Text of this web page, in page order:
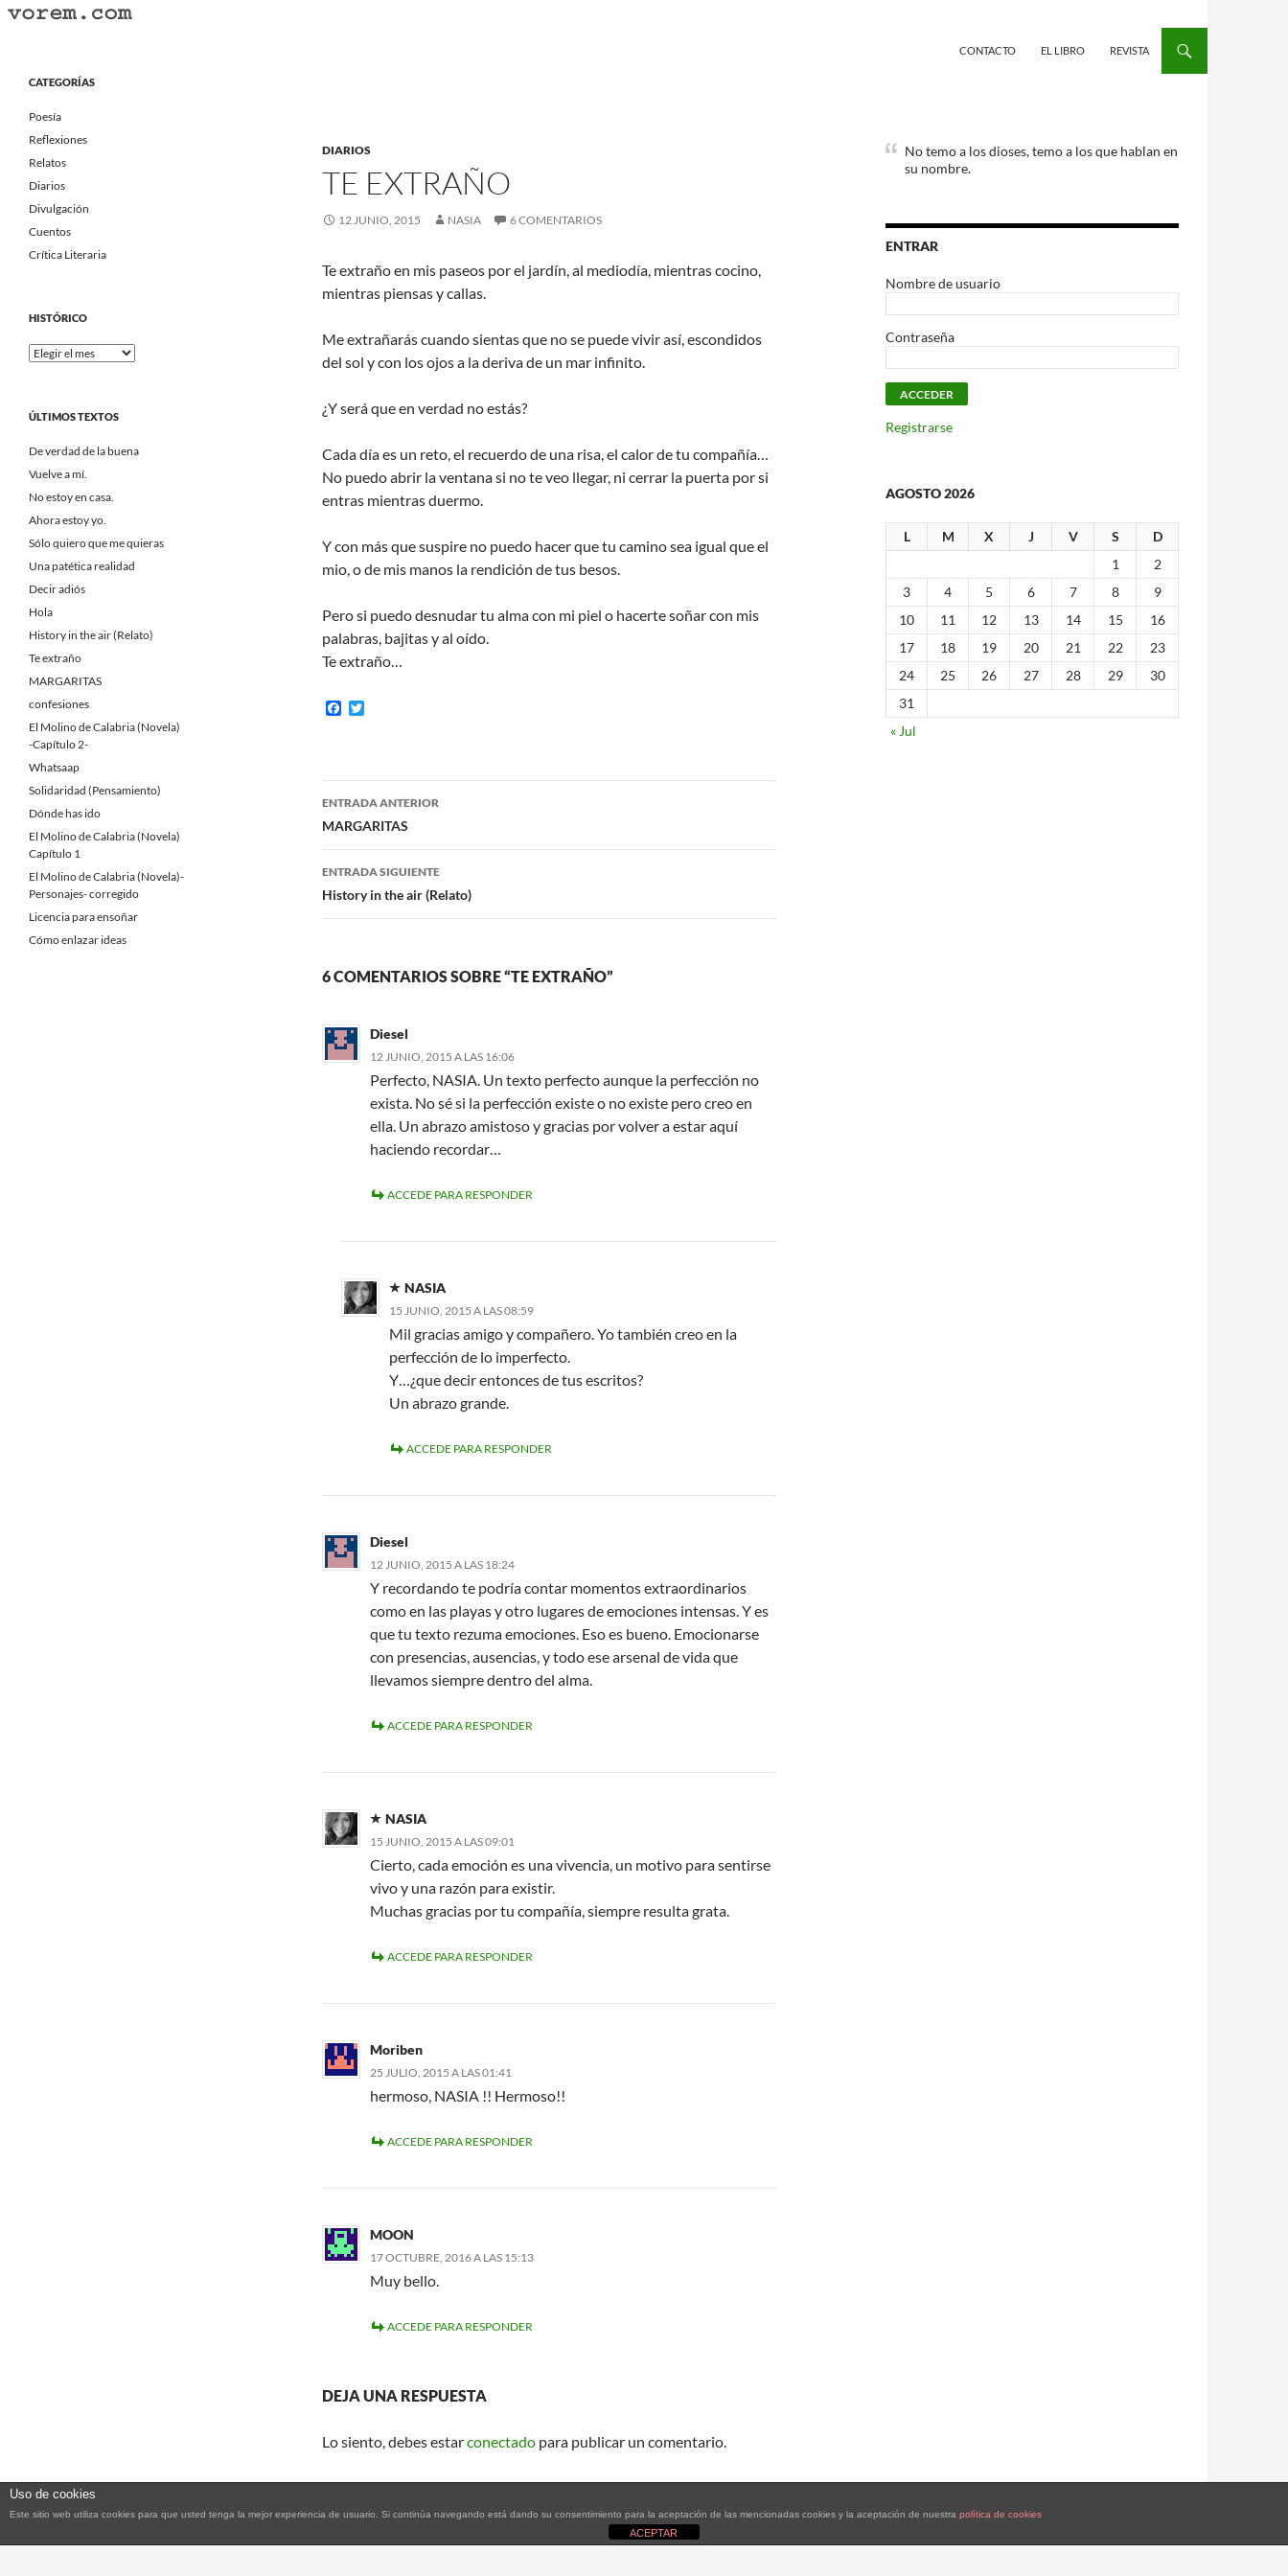
Saltar
CONTACTO EL LIBRO REVISTA
DIARIOS
TE EXTRAÑO
12 JUNIO, 2015 NASIA 6 COMENTARIOS
Te extraño en mis paseos por el jardín, al mediodía, mientras cocino,
mientras piensas y callas.
Me extrañarás cuando sientas que no se puede vivir así, escondidos
del sol y con los ojos a la deriva de un mar infinito.
¿Y será que en verdad no estás?
Cada día es un reto, el recuerdo de una risa, el calor de tu compañía…
No puedo abrir la ventana si no te veo llegar, ni cerrar la puerta por si
entras mientras duermo.
Y con más que suspire no puedo hacer que tu camino sea igual que el
mio, o de mis manos la rendición de tus besos.
Pero si puedo desnudar tu alma con mi piel o hacerte soñar con mis
palabras, bajitas y al oído.
Te extraño…
F
o
o
e
r
Navegación
de
entradas
ENTRADA ANTERIOR
MARGARITAS
ENTRADA SIGUIENTE
History in the air (Relato)
6 COMENTARIOS SOBRE “TE EXTRAÑO”
Diesel
12 JUNIO, 2015 A LAS 16:06
Perfecto, NASIA. Un texto perfecto aunque la perfección no
exista. No sé si la perfección existe o no existe pero creo en
ella. Un abrazo amistoso y gracias por volver a estar aquí
haciendo recordar…
ACCEDE PARA RESPONDER
NASIA
15 JUNIO, 2015 A LAS 08:59
Mil gracias amigo y compañero. Yo también creo en la
perfección de lo imperfecto.
Y…¿que decir entonces de tus escritos?
Un abrazo grande.
ACCEDE PARA RESPONDER
Diesel
12 JUNIO, 2015 A LAS 18:24
Y recordando te podría contar momentos extraordinarios
como en las playas y otro lugares de emociones intensas. Y es
que tu texto rezuma emociones. Eso es bueno. Emocionarse
con presencias, ausencias, y todo ese arsenal de vida que
llevamos siempre dentro del alma.
ACCEDE PARA RESPONDER
NASIA
15 JUNIO, 2015 A LAS 09:01
Cierto, cada emoción es una vivencia, un motivo para sentirse
vivo y una razón para existir.
Muchas gracias por tu compañía, siempre resulta grata.
ACCEDE PARA RESPONDER
Moriben
25 JULIO, 2015 A LAS 01:41
hermoso, NASIA !! Hermoso!!
ACCEDE PARA RESPONDER
MOON
17 OCTUBRE, 2016 A LAS 15:13
Muy bello.
ACCEDE PARA RESPONDER
DEJA UNA RESPUESTA
Lo siento, debes estarconectado para publicar un comentario.
No temo a los dioses, temo a los que hablan en
su nombre.
ENTRAR
Nombre de usuario
Contraseña
Registrarse
AGOSTO 2026
L M X J V S
D
1
2
3
4 5 6 7 8
9
10
11 12 13 14 15
16
17
18 19 20 21 22
23
24
25 26 27 28 29
30
31
« Jul
Portal Literario Independiente
CATEGORÍAS
Poesía
Reflexiones
Relatos
Diarios
Divulgación
Cuentos
Crítica Literaria
HISTÓRICO
Histórico
ÚLTIMOS TEXTOS
De verdad de la buena
Vuelve a mí.
No estoy en casa.
Ahora estoy yo.
Sólo quiero que me quieras
Una patética realidad
Decir adiós
Hola
History in the air (Relato)
Te extraño
MARGARITAS
confesiones
El Molino de Calabria (Novela)
-Capítulo 2-
Whatsaap
Solidaridad (Pensamiento)
Dónde has ido
El Molino de Calabria (Novela)
Capítulo 1
El Molino de Calabria (Novela)-
Personajes- corregido
Licencia para ensoñar
Cómo enlazar ideas
Uso de cookies
Este sitio web utiliza cookies para que usted tenga la mejor experiencia de usuario. Si continúa navegando está dando su consentimiento para la aceptación de las mencionadas cookies y la aceptación de nuestra política de cookies
ACEPTAR